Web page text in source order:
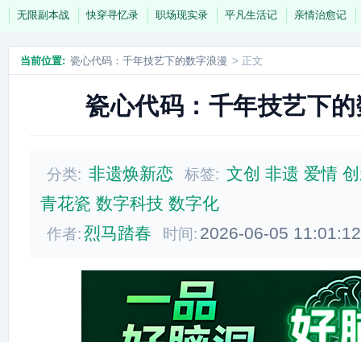
无限副本战 快穿寻忆录 职场现实录 平凡生活记 亲情治愈记
当前位置: 瓷心代码：千年技艺下的数字浪漫 > 正文
瓷心代码：千年技艺下
分类: 非遗焕新恋 标签: 文创 非遗 爱情
青花瓷 数字科技 数字化
作者:烈马踏春 时间: 2026-06-05